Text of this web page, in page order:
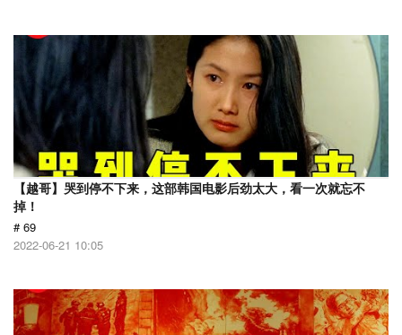
【越哥】哭到停不下来，这部韩国电影后劲太大，看一次就忘不
掉！
# 69
2022-06-21 10:05